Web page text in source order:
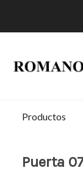
Productos
Puerta